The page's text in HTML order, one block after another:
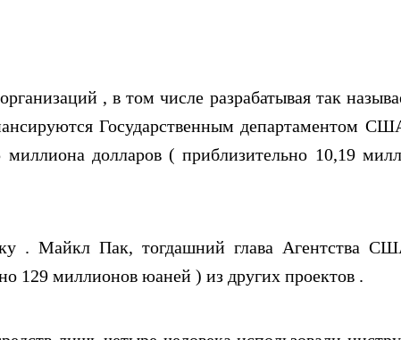
, в том числе разрабатывая так
Государственным департаментом
долларов ( приблизительно 10,19
. Майкл Пак, тогдашний глава Агентства
129 миллионов юаней ) из других проектов .